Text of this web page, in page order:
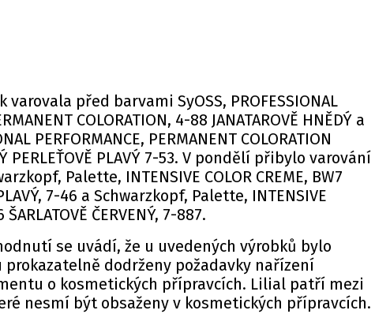
varovala před barvami SyOSS, PROFESSIONAL
COLORATION, 4-88 JANATAROVĚ HNĚDÝ a
PERFORMANCE, PERMANENT COLORATION
PERLEŤOVĚ PLAVÝ 7-53. V pondělí přibylo varování
Palette, INTENSIVE COLOR CREME, BW7
7-46 a Schwarzkopf, Palette, INTENSIVE
ŠARLATOVĚ ČERVENÝ, 7-887.
se uvádí, že u uvedených výrobků bylo
prokazatelně dodrženy požadavky nařízení
o kosmetických přípravcích. Lilial patří mezi
nesmí být obsaženy v kosmetických přípravcích.